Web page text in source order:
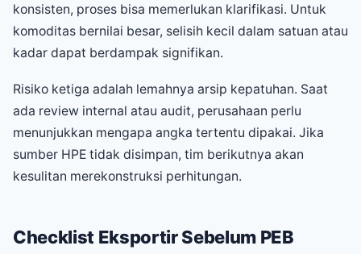
konsisten, proses bisa memerlukan klarifikasi. Untuk
komoditas bernilai besar, selisih kecil dalam satuan atau
kadar dapat berdampak signifikan.
Risiko ketiga adalah lemahnya arsip kepatuhan. Saat
ada review internal atau audit, perusahaan perlu
menunjukkan mengapa angka tertentu dipakai. Jika
sumber HPE tidak disimpan, tim berikutnya akan
kesulitan merekonstruksi perhitungan.
Checklist Eksportir Sebelum PEB